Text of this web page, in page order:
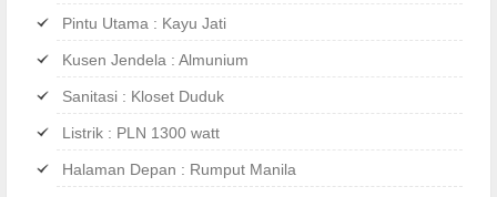
Pintu Utama : Kayu Jati
Kusen Jendela : Almunium
Sanitasi : Kloset Duduk
Listrik : PLN 1300 watt
Halaman Depan : Rumput Manila